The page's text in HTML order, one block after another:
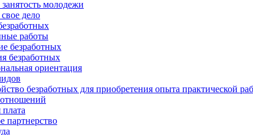
молодежи
дело
работы
безработных
безработных
ориентация
безработных для приобретения опыта практической
плата
партнерство